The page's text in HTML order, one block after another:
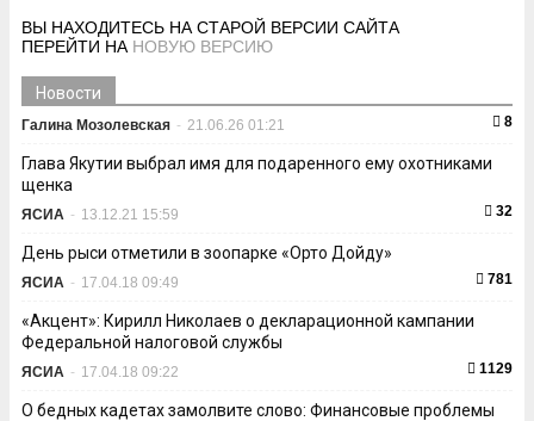
ВЫ НАХОДИТЕСЬ НА СТАРОЙ ВЕРСИИ САЙТА
ПЕРЕЙТИ НА НОВУЮ ВЕРСИЮ
Новости
Галина Мозолевская - 21.06.26 01:21 8
Глава Якутии выбрал имя для подаренного ему охотниками
щенка
ЯСИА - 13.12.21 15:59 32
День рыси отметили в зоопарке «Орто Дойду»
ЯСИА - 17.04.18 09:49 781
«Акцент»: Кирилл Николаев о декларационной кампании
Федеральной налоговой службы
ЯСИА - 17.04.18 09:22 1129
О бедных кадетах замолвите слово: Финансовые проблемы